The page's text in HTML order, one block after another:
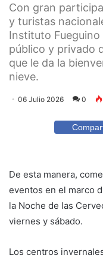
Con gran
y turistas
Instituto
público y privado
que le da la
nieve.
06 Julio 2026 0
De esta manera,
eventos en el marco
la Noche de las
viernes y sábado.
Los centros